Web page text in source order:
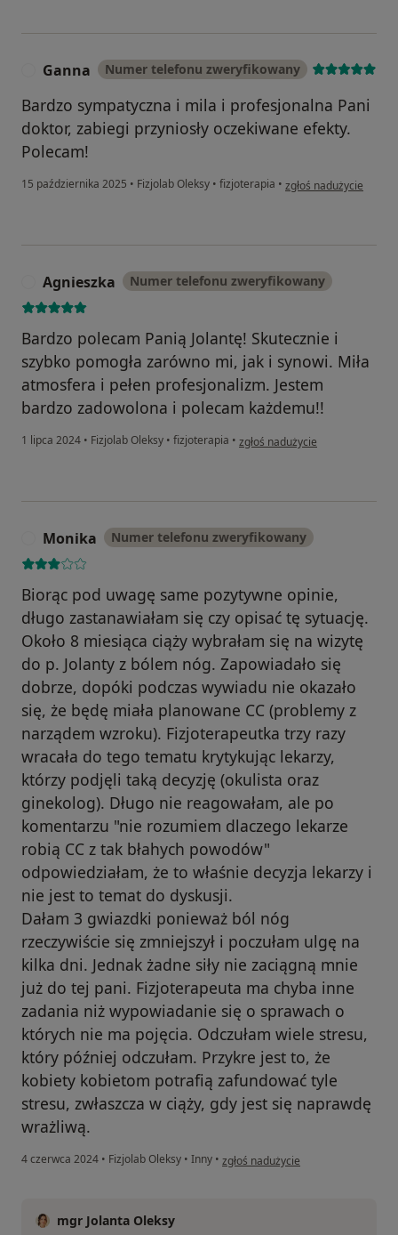
Ganna Numer telefonu zweryfikowany
Bardzo sympatyczna i mila i profesjonalna Pani
doktor, zabiegi przyniosły oczekiwane efekty.
Polecam!
15 października 2025 • Fizjolab Oleksy • fizjoterapia • w opinii użytkownika
zgłoś nadużycie
Agnieszka Numer telefonu zweryfikowany
Bardzo polecam Panią Jolantę! Skutecznie i
szybko pomogła zarówno mi, jak i synowi. Miła
atmosfera i pełen profesjonalizm. Jestem
bardzo zadowolona i polecam każdemu!!
1 lipca 2024 • Fizjolab Oleksy • fizjoterapia • w opinii użytkownika Agnieszka
zgłoś nadużycie
Monika Numer telefonu zweryfikowany
Biorąc pod uwagę same pozytywne opinie,
długo zastanawiałam się czy opisać tę sytuację.
Około 8 miesiąca ciąży wybrałam się na wizytę
do p. Jolanty z bólem nóg. Zapowiadało się
dobrze, dopóki podczas wywiadu nie okazało
się, że będę miała planowane CC (problemy z
narządem wzroku). Fizjoterapeutka trzy razy
wracała do tego tematu krytykując lekarzy,
którzy podjęli taką decyzję (okulista oraz
ginekolog). Długo nie reagowałam, ale po
komentarzu "nie rozumiem dlaczego lekarze
robią CC z tak błahych powodów"
odpowiedziałam, że to właśnie decyzja lekarzy i
nie jest to temat do dyskusji.
Dałam 3 gwiazdki ponieważ ból nóg
rzeczywiście się zmniejszył i poczułam ulgę na
kilka dni. Jednak żadne siły nie zaciągną mnie
już do tej pani. Fizjoterapeuta ma chyba inne
zadania niż wypowiadanie się o sprawach o
których nie ma pojęcia. Odczułam wiele stresu,
który później odczułam. Przykre jest to, że
kobiety kobietom potrafią zafundować tyle
stresu, zwłaszcza w ciąży, gdy jest się naprawdę
wrażliwą.
4 czerwca 2024 • Fizjolab Oleksy • Inny • w opinii użytkownika Monika
zgłoś nadużycie
mgr Jolanta Oleksy